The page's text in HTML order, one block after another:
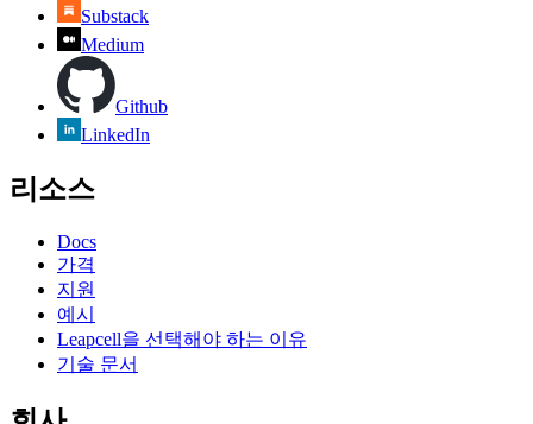
Substack
Medium
Github
LinkedIn
리소스
Docs
가격
지원
예시
Leapcell을 선택해야 하는 이유
기술 문서